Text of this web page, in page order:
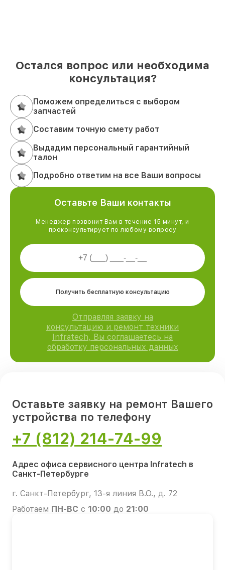
Остался вопрос или необходима
консультация?
Поможем определиться с выбором
запчастей
Составим точную смету работ
Выдадим персональный гарантийный
талон
Подробно ответим на все Ваши вопросы
Оставьте Ваши контакты
Менеджер позвонит Вам в течение 15 минут, и
проконсультирует по любому вопросу
Получить бесплатную консультацию
Отправляя заявку на
консультацию и ремонт техники
Infratech, Вы соглашаетесь на
обработку персональных данных
Оставьте заявку на ремонт Вашего
устройства по телефону
+7 (812) 214-74-99
Адрес офиса сервисного центра Infratech в
Санкт-Петербурге
г. Санкт-Петербург, 13-я линия В.О., д. 72
Работаем ПН-ВС с 10:00 до 21:00